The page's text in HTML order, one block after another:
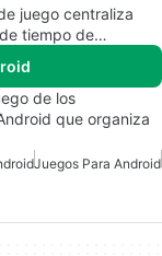
juego centraliza
tiempo de
de los
que organiza
Juegos Para Android